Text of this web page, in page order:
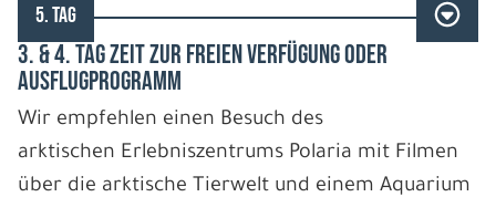
5. TAG
3. & 4. TAG ZEIT ZUR FREIEN VERFÜGUNG ODER
AUSFLUGPROGRAMM
Wir empfehlen einen Besuch des
arktischen Erlebniszentrums Polaria mit Filmen
über die arktische Tierwelt und einem Aquarium